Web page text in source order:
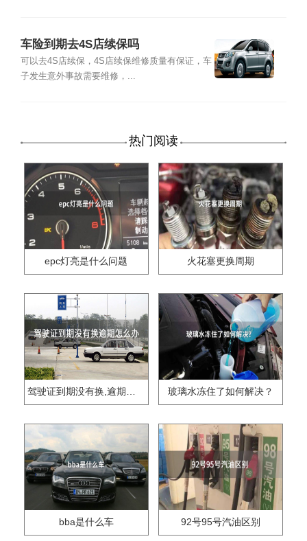
车险到期去4S店续保吗
可以去4S店续保，4S店续保维修质量有保证，车
子发生意外事故需要维修，...
热门阅读
epc灯亮是什么问题 火花塞更换周期
驾驶证到期没有换,逾期怎么办?? 玻璃水冻住了如何解决？
bba是什么车 92号95号汽油区别